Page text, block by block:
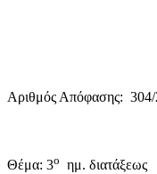
Αριθμός Απόφασης:
Θέμα: 3ο ημ. διατάξεως